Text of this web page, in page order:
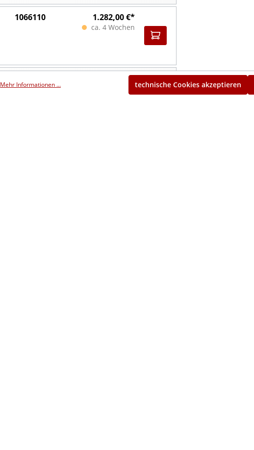
1066110 1.282,00 €*
ca. 4 Wochen
1.406,00 €*
Mehr Informationen ... technische Cookies akzeptieren